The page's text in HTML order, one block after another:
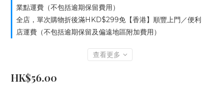
業點運費（不包括逾期保留費用）
全店，單次購物折後滿HKD$299免【香港】順豐上門／便利
店運費（不包括逾期保留及偏遠地區附加費用）
查看更多
HK$56.00